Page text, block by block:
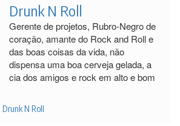
Drunk N Roll
Gerente de projetos, Rubro-Negro de
coração, amante do Rock and Roll e
das boas coisas da vida, não
dispensa uma boa cerveja gelada, a
cia dos amigos e rock em alto e bom
Drunk N Roll